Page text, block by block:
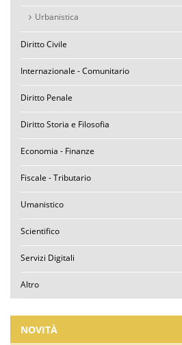
Urbanistica
Diritto Civile
Internazionale - Comunitario
Diritto Penale
Diritto Storia e Filosofia
Economia - Finanze
Fiscale - Tributario
Umanistico
Scientifico
Servizi Digitali
Altro
NOVITÀ